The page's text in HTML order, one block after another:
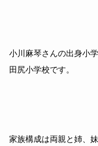
小川麻琴さんの出身小
田尻小学校です。
家族構成は両親と姉、